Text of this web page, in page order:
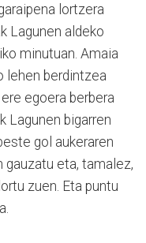
lortzera
Lagunen aldeko
minutuan. Amaia
lehen berdintzea
egoera berbera
Lagunen bigarren
gol aukeraren
gauzatu eta, tamalez,
zuen. Eta puntu